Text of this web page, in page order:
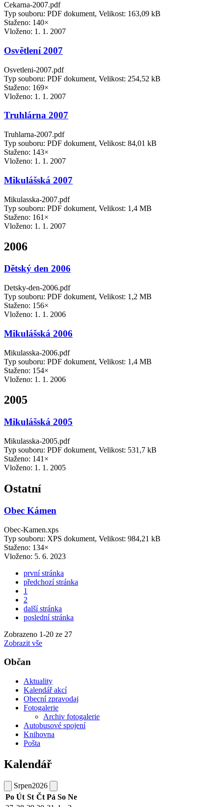
Cekarna-2007.pdf
Typ souboru: PDF dokument, Velikost: 163,09 kB
Staženo: 140×
Vloženo: 1. 1. 2007
Osvětlení 2007
Osvetleni-2007.pdf
Typ souboru: PDF dokument, Velikost: 254,52 kB
Staženo: 169×
Vloženo: 1. 1. 2007
Truhlárna 2007
Truhlarna-2007.pdf
Typ souboru: PDF dokument, Velikost: 84,01 kB
Staženo: 143×
Vloženo: 1. 1. 2007
Mikulášská 2007
Mikulasska-2007.pdf
Typ souboru: PDF dokument, Velikost: 1,4 MB
Staženo: 161×
Vloženo: 1. 1. 2007
2006
Dětský den 2006
Detsky-den-2006.pdf
Typ souboru: PDF dokument, Velikost: 1,2 MB
Staženo: 156×
Vloženo: 1. 1. 2006
Mikulášská 2006
Mikulasska-2006.pdf
Typ souboru: PDF dokument, Velikost: 1,4 MB
Staženo: 154×
Vloženo: 1. 1. 2006
2005
Mikulášská 2005
Mikulasska-2005.pdf
Typ souboru: PDF dokument, Velikost: 531,7 kB
Staženo: 141×
Vloženo: 1. 1. 2005
Ostatní
Obec Kámen
Obec-Kamen.xps
Typ souboru: XPS dokument, Velikost: 984,21 kB
Staženo: 134×
Vloženo: 5. 6. 2023
první stránka
předchozí stránka
1
2
další stránka
poslední stránka
Zobrazeno 1-20 ze 27
Zobrazit vše
Občan
Aktuality
Kalendář akcí
Obecní zpravodaj
Fotogalerie
Archiv fotogalerie
Autobusové spojení
Knihovna
Pošta
Kalendář
Srpen2026
Po Út St Čt Pá So Ne